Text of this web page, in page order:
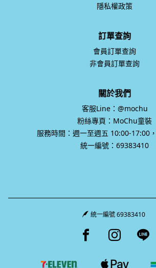
隱私權政策
訂單查詢
會員訂單查詢
非會員訂單查詢
關於我們
客服Line：@mochu
粉絲專頁：MoChu童裝
服務時間：週一至週五 10:00-17:00
統一編號：69383410
統一編號 69383410
Facebook page